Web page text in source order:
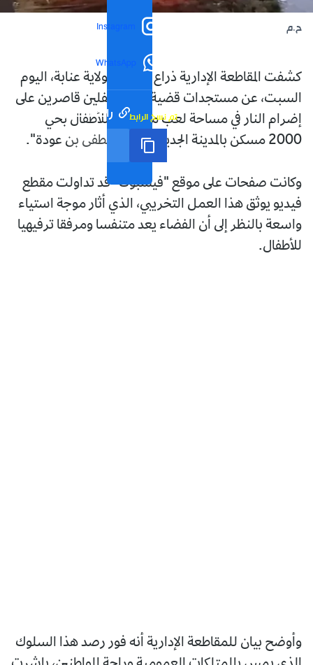
Instagram
WhatsApp
رابط مختصر تم نسخ الرابط
ح.م
كشفت المقاطعة الإدارية ذراع الريش بولاية عنابة، اليوم
السبت، عن مستجدات قضية إقدام طفلين قاصرين على
إضرام النار في مساحة لعب مخصصة للأطفال بحي
2000 مسكن بالمدينة الجديدة "بن مصطفى بن عودة".
وكانت صفحات على موقع "فيسبوك" قد تداولت مقطع
فيديو يوثق هذا العمل التخريبي، الذي أثار موجة استياء
واسعة بالنظر إلى أن الفضاء يعد متنفسا ومرفقا ترفيهيا
للأطفال.
وأوضح بيان للمقاطعة الإدارية أنه فور رصد هذا السلوك